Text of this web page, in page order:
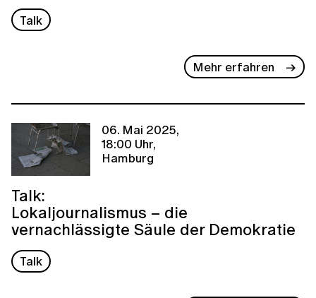
Talk
Mehr erfahren
06. Mai 2025,
18:00 Uhr,
Hamburg
Talk:
Lokaljournalismus – die
vernachlässigte Säule der Demokratie
Talk